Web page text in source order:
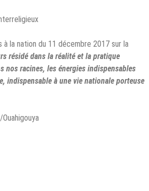
à la nation du 11 décembre 2017 sur la
résidé dans la réalité et la pratique
nos racines, les énergies indispensables
indispensable à une vie nationale porteuse